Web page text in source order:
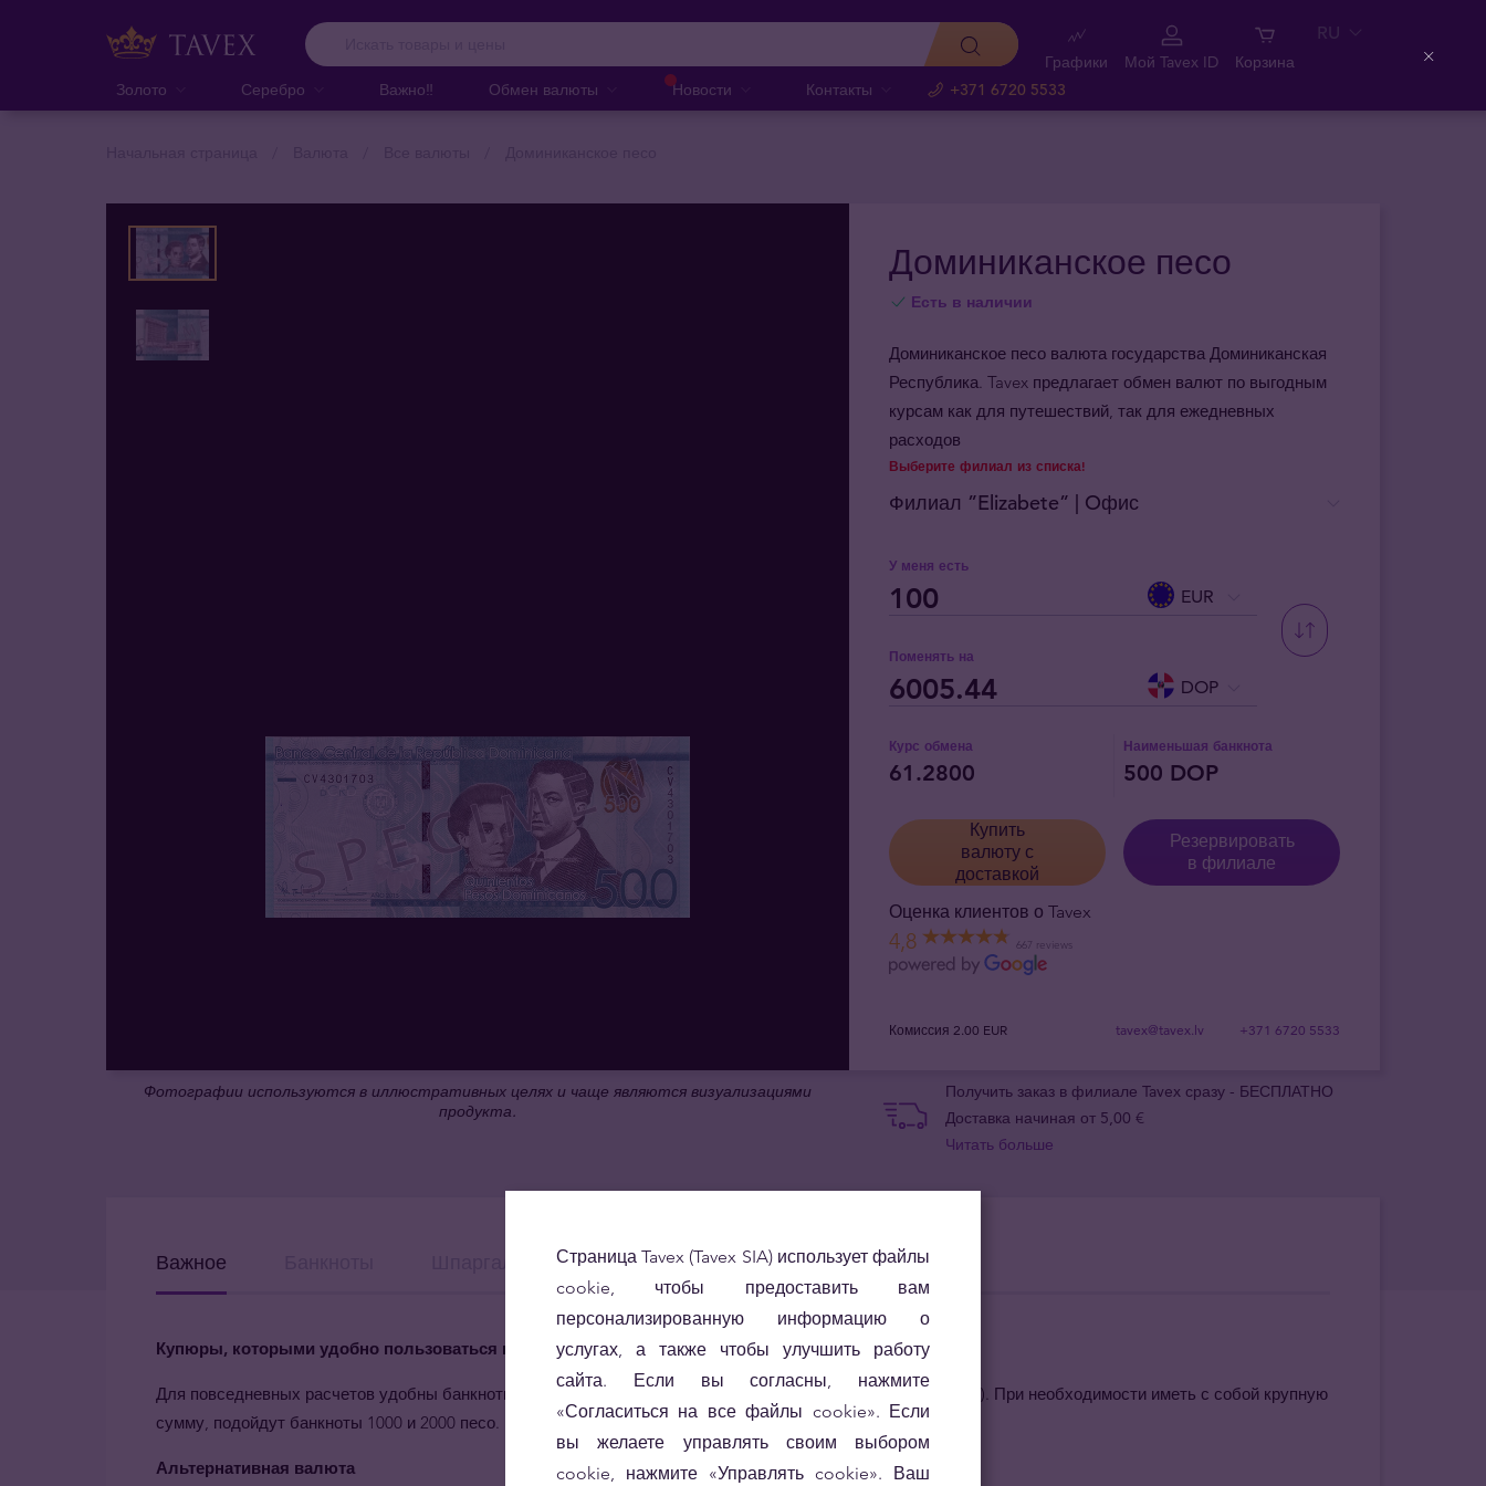
Золото Серебро Важно‼️ Обмен валюты Новости Контакты +371 6720 5533
Графики Мой Tavex ID Корзина
RU
Доминиканское песо
Есть в наличии
Доминиканское песо валюта государства Доминиканская
Республика. Tavex предлагает обмен валют по выгодным
курсам как для путешествий, так для ежедневных
расходов
Филиал ”Elizabete” | Oфис
Выберите филиал из списка!
У меня есть
EUR
Поменять на
DOP
Курс обмена
61.2800
Наименьшая банкнота
500 DOP
Купить
валюту с
доставкой
Резервировать
в филиале
Оценка клиентов о Tavex
4,8 667 reviews
Комиссия 2.00 EUR tavex@tavex.lv +371 6720 5533
Получить заказ в филиале Tavex сразу - БЕСПЛАТНО
Доставка начиная от 5,00 €
Читать больше
Фотографии используются в иллюстративных целях и чаще являются визуализациями
продукта.
Важное График В обращении Факты
Купюры, которыми удобно пользоваться каждый день
Для повседневных расчетов удобны банкноты номиналом до 500 песо включительно (20, 50, 100, 200 и 500). При необходимости иметь с собой крупную
сумму, подойдут банкноты 1000 и 2000 песо.
Альтернативная валюта
Страница Tavex (Tavex SIA) использует файлы
cookie, чтобы предоставить вам
персонализированную информацию о
услугах, а также чтобы улучшить работу
сайта. Если вы согласны, нажмите
«Согласиться на все файлы cookie». Если
вы желаете управлять своим выбором
cookie, нажмите «Управлять cookie». Ваш
Close